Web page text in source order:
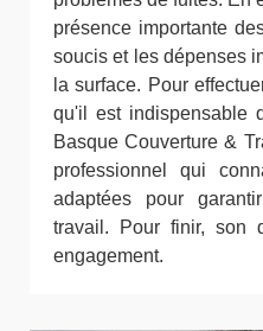
présence importante
soucis et les dépenses
la surface. Pour
qu'il est indispensable
Basque Couverture &
professionnel qui
adaptées pour
travail. Pour finir, son
engagement.